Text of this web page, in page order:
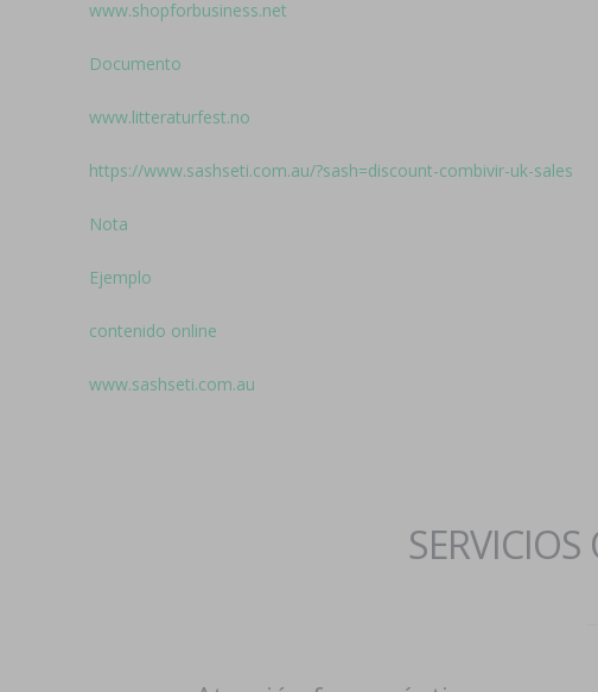
www.shopforbusiness.net
Documento
www.litteraturfest.no
https://www.sashseti.com.au/?sash=discount-combivir-uk-sales
Nota
Ejemplo
contenido online
www.sashseti.com.au